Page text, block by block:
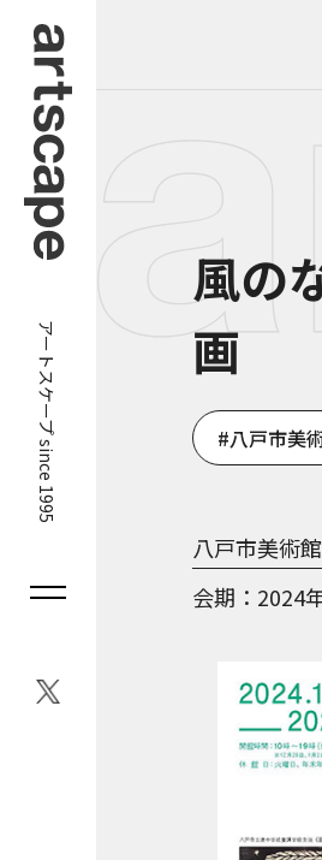
アートスケープ since 1995
風の
画
八戸市美
八戸市美術館
会期
2024